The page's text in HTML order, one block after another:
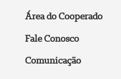
Área do Cooperado
Fale Conosco
Comunicação